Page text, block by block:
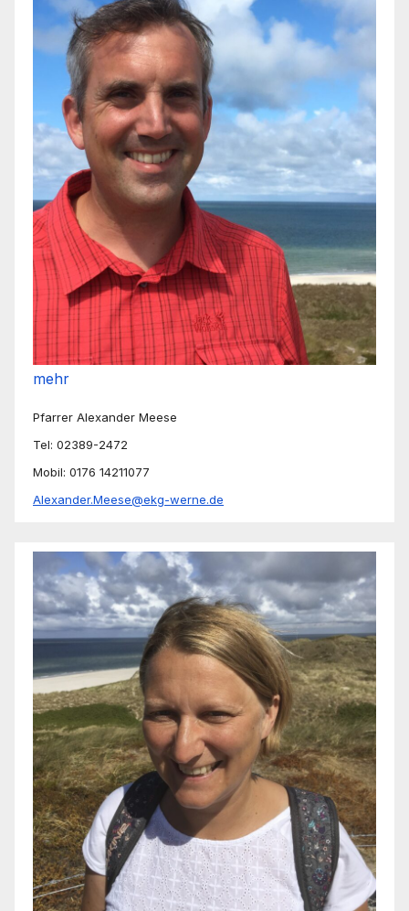
mehr
Pfarrer Alexander Meese
Tel: 02389-2472
Mobil: 0176 14211077
Alexander.Meese@ekg-werne.de